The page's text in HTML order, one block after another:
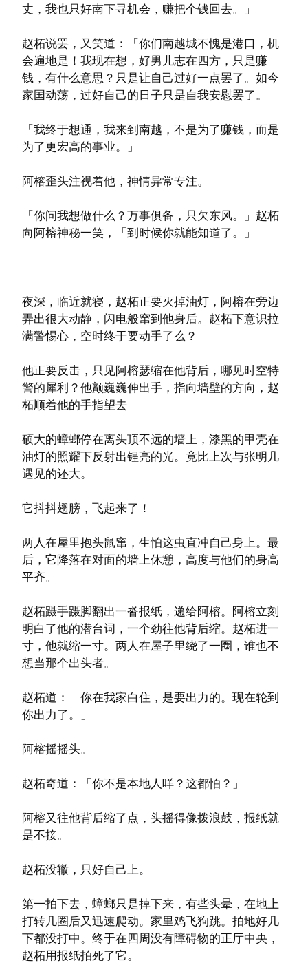
丈，我也只好南下寻机会，赚把个钱回去。」
赵柘说罢，又笑道：「你们南越城不愧是港口，机
会遍地是！我现在想，好男儿志在四方，只是赚
钱，有什么意思？只是让自己过好一点罢了。如今
家国动荡，过好自己的日子只是自我安慰罢了。
「我终于想通，我来到南越，不是为了赚钱，而是
为了更宏高的事业。」
阿榕歪头注视着他，神情异常专注。
「你问我想做什么？万事俱备，只欠东风。」赵柘
向阿榕神秘一笑，「到时候你就能知道了。」
夜深，临近就寝，赵柘正要灭掉油灯，阿榕在旁边
弄出很大动静，闪电般窜到他身后。赵柘下意识拉
满警惕心，空时终于要动手了么？
他正要反击，只见阿榕瑟缩在他背后，哪见时空特
警的犀利？他颤巍巍伸出手，指向墙壁的方向，赵
柘顺着他的手指望去——
硕大的蟑螂停在离头顶不远的墙上，漆黑的甲壳在
油灯的照耀下反射出锃亮的光。竟比上次与张明几
遇见的还大。
它抖抖翅膀，飞起来了！
两人在屋里抱头鼠窜，生怕这虫直冲自己身上。最
后，它降落在对面的墙上休憩，高度与他们的身高
平齐。
赵柘蹑手蹑脚翻出一沓报纸，递给阿榕。阿榕立刻
明白了他的潜台词，一个劲往他背后缩。赵柘进一
寸，他就缩一寸。两人在屋子里绕了一圈，谁也不
想当那个出头者。
赵柘道：「你在我家白住，是要出力的。现在轮到
你出力了。」
阿榕摇摇头。
赵柘奇道：「你不是本地人咩？这都怕？」
阿榕又往他背后缩了点，头摇得像拨浪鼓，报纸就
是不接。
赵柘没辙，只好自己上。
第一拍下去，蟑螂只是掉下来，有些头晕，在地上
打转几圈后又迅速爬动。家里鸡飞狗跳。拍地好几
下都没打中。终于在四周没有障碍物的正厅中央，
赵柘用报纸拍死了它。